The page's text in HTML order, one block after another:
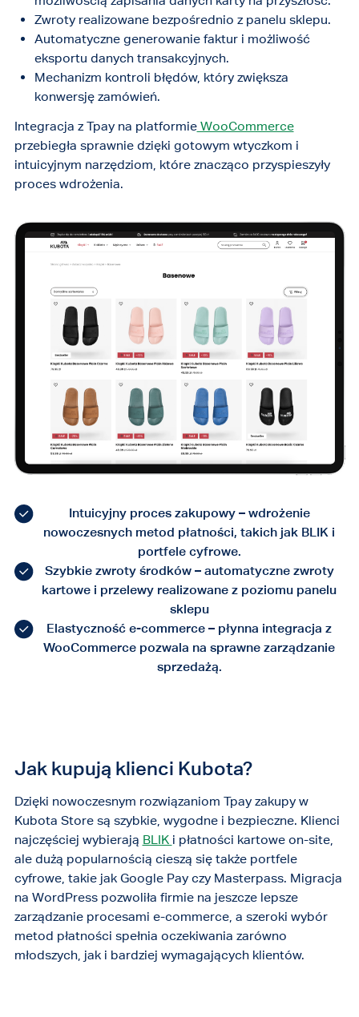
Intuicyjny proces zakupowy – wdrożenie
nowoczesnych metod płatności, takich jak BLIK i
portfele cyfrowe.
Szybkie zwroty środków – automatyczne zwroty
kartowe i przelewy realizowane z poziomu panelu
sklepu
Elastyczność e-commerce – płynna integracja z
WooCommerce pozwala na sprawne zarządzanie
sprzedażą.
Zwroty realizowane bezpośrednio z panelu sklepu.
Automatyczne generowanie faktur i możliwość
eksportu danych transakcyjnych.
Mechanizm kontroli błędów, który zwiększa
konwersję zamówień.
Integracja z Tpay na platformieWooCommerce
przebiegła sprawnie dzięki gotowym wtyczkom i
intuicyjnym narzędziom, które znacząco przyspieszyły
proces wdrożenia.
Jak kupują klienci Kubota?
Dzięki nowoczesnym rozwiązaniom Tpay zakupy w
Kubota Store są szybkie, wygodne i bezpieczne. Klienci
najczęściej wybierają BLIK i płatności kartowe on-site,
ale dużą popularnością cieszą się także portfele
cyfrowe, takie jak Google Pay czy Masterpass. Migracja
na WordPress pozwoliła firmie na jeszcze lepsze
zarządzanie procesami e-commerce, a szeroki wybór
metod płatności spełnia oczekiwania zarówno
młodszych, jak i bardziej wymagających klientów.